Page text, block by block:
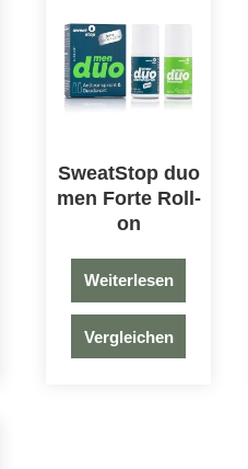
SweatStop duo
men Forte Roll-
on
Weiterlesen
Vergleichen